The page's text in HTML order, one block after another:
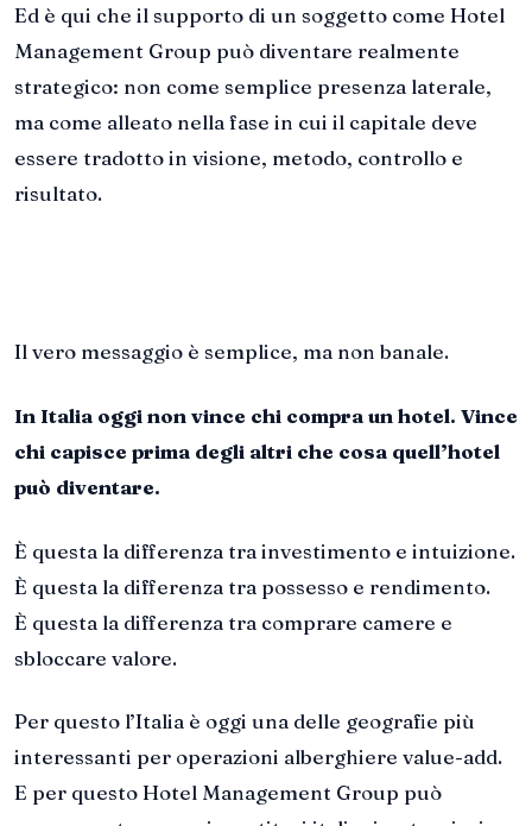
Ed è qui che il supporto di un soggetto come Hotel
Management Group può diventare realmente
strategico: non come semplice presenza laterale,
ma come alleato nella fase in cui il capitale deve
essere tradotto in visione, metodo, controllo e
risultato.
Il vero messaggio è semplice, ma non banale.
In Italia oggi non vince chi compra un hotel. Vince
chi capisce prima degli altri che cosa quell’hotel
può diventare.
È questa la differenza tra investimento e intuizione.
È questa la differenza tra possesso e rendimento.
È questa la differenza tra comprare camere e
sbloccare valore.
Per questo l’Italia è oggi una delle geografie più
interessanti per operazioni alberghiere value-add.
E per questo Hotel Management Group può